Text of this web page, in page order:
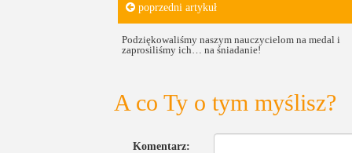
poprzedni artykuł
Podziękowaliśmy naszym nauczycielom na medal i
zaprosiliśmy ich… na śniadanie!
A co Ty o tym myślisz?
Komentarz: